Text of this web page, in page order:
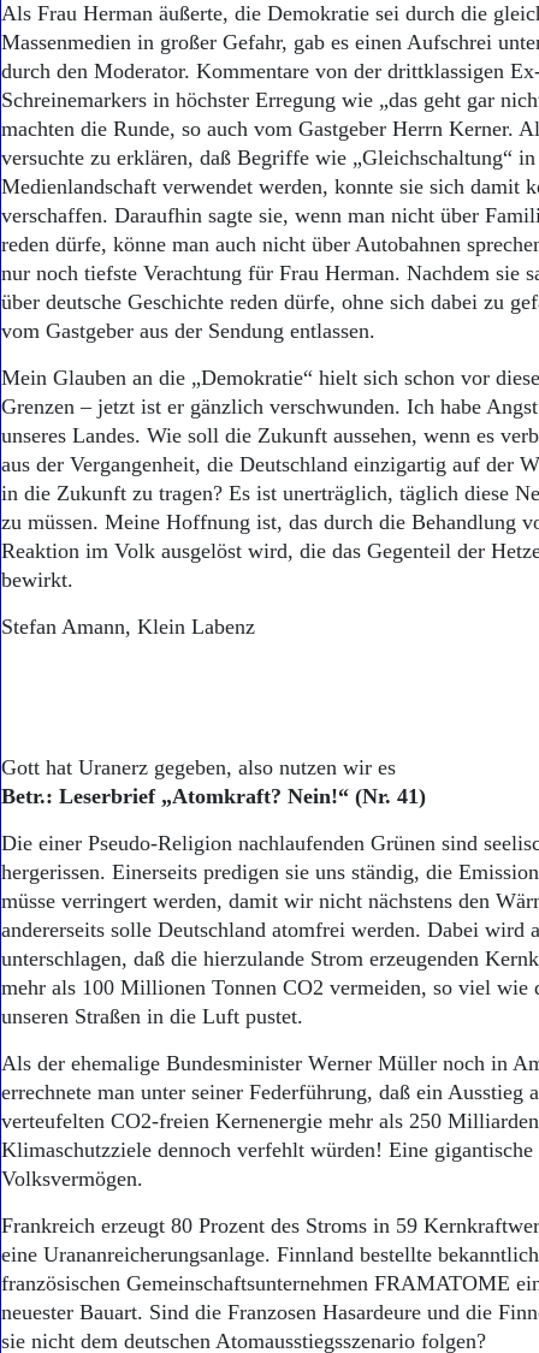
Als Frau Herman äußerte, die Demokratie sei durch die
Massenmedien in großer Gefahr, gab es einen Aufschrei
durch den Moderator. Kommentare von der drittklassigen
Schreinemarkers in höchster Erregung wie „das geht gar
machten die Runde, so auch vom Gastgeber Herrn Kerner.
versuchte zu erklären, daß Begriffe wie „Gleichschaltung“
Medienlandschaft verwendet werden, konnte sie sich damit
verschaffen. Daraufhin sagte sie, wenn man nicht über
reden dürfe, könne man auch nicht über Autobahnen
nur noch tiefste Verachtung für Frau Herman. Nachdem sie
über deutsche Geschichte reden dürfe, ohne sich dabei zu
vom Gastgeber aus der Sendung entlassen.
Mein Glauben an die „Demokratie“ hielt sich schon vor
Grenzen – jetzt ist er gänzlich verschwunden. Ich habe
unseres Landes. Wie soll die Zukunft aussehen, wenn es
aus der Vergangenheit, die Deutschland einzigartig auf der
in die Zukunft zu tragen? Es ist unerträglich, täglich diese
zu müssen. Meine Hoffnung ist, das durch die Behandlung
Reaktion im Volk ausgelöst wird, die das Gegenteil der
bewirkt.
Stefan Amann, Klein Labenz
Gott hat Uranerz gegeben, also nutzen wir es
Betr.: Leserbrief „Atomkraft? Nein!“ (Nr. 41)
Die einer Pseudo-Religion nachlaufenden Grünen sind
hergerissen. Einerseits predigen sie uns ständig, die
müsse verringert werden, damit wir nicht nächstens den
andererseits solle Deutschland atomfrei werden. Dabei wird
unterschlagen, daß die hierzulande Strom erzeugenden
mehr als 100 Millionen Tonnen CO2 vermeiden, so viel wie
unseren Straßen in die Luft pustet.
Als der ehemalige Bundesminister Werner Müller noch in
errechnete man unter seiner Federführung, daß ein Ausstieg
verteufelten CO2-freien Kernenergie mehr als 250
Klimaschutzziele dennoch verfehlt würden! Eine gigantische
Volksvermögen.
Frankreich erzeugt 80 Prozent des Stroms in 59
eine Urananreicherungsanlage. Finnland bestellte
französischen Gemeinschaftsunternehmen FRAMATOME
neuester Bauart. Sind die Franzosen Hasardeure und die
sie nicht dem deutschen Atomausstiegsszenario folgen?